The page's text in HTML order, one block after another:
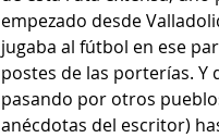
empezado desde
jugaba al fútbol en ese
postes de las porterías.
pasando por otros
anécdotas del escritor)